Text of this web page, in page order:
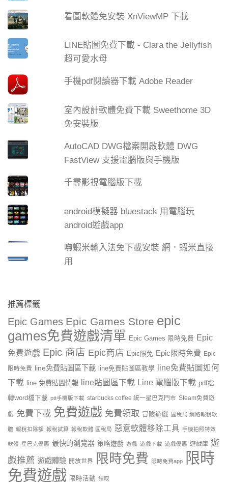
看圖軟體免安裝 XnViewMP 下載
LINE貼圖免費下載 - Clara the Jellyfish
超可愛水母
手機pdf閱讀器下載 Adobe Reader
室內設計軟體免費下載 Sweethome 3D
免安裝版
AutoCAD DWG檔案開啟軟體 DWG
FastView 支援電腦版與手機版
千尋影視電腦版下載
android模擬器 bluestack 用電腦玩
android遊戲app
嘸蝦米輸入法免下載安裝 網．蝦米直接
用
推薦標籤
Epic Games Epic Games Store epic
games免費遊戲清單 Epic Games 限時免費 Epic
免費遊戲 Epic 商店 Epic商店 Epic限免 Epic限時免費 Epic
限時免費 line免費貼圖區下載 line免費貼圖區教學
line免費貼圖如何
下載 line 免費貼圖情報 line貼圖區下載 Line 電腦版下載 pdf檔
轉word檔下載 ptt手機版下載 starbucks coffee 統一星巴克門市 Steam免費遊
戲 免費下載 免費遊戲 免費領取 冒險遊戲 國稅局 網路報稅軟
體 報稅扣除額 報稅試算 報稅軟體 國稅局 惡意軟體移除工具 手機拍照特效
軟體 星巴克優惠 最快的瀏覽器 策略遊戲 遊戲 遊戲下載 遊戲優惠 遊戲庫 遊
戲推薦 遊戲體驗 開放世界 限時免費 限時免費app
限時
免費遊戲 限時活動 領取